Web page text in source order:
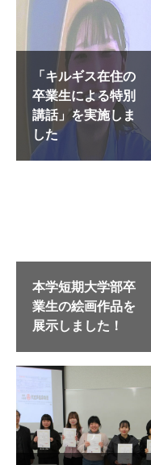
「キルギス在住の
卒業生による特別
講話」を実施しま
した
本学短期大学部卒
業生の絵画作品を
展示しました！